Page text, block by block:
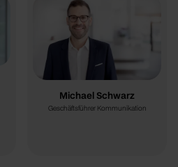
Michael Schwarz
Geschäftsführer Kommunikation